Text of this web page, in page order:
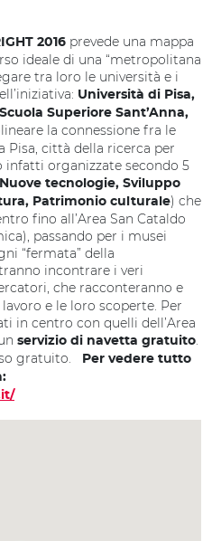
2016 prevede una mappa
ideale di una “metropolitana
tra loro le università e i
Università di Pisa,
Superiore Sant’Anna,
la connessione fra le
Pisa, città della ricerca per
infatti organizzate secondo 5
tecnologie, Sviluppo
Patrimonio culturale) che
fino all’Area San Cataldo
passando per i musei
“fermata” della
incontrare i veri
che racconteranno e
e le loro scoperte. Per
in centro con quelli dell’Area
servizio di navetta gratuito.
gratuito.
Per vedere tutto